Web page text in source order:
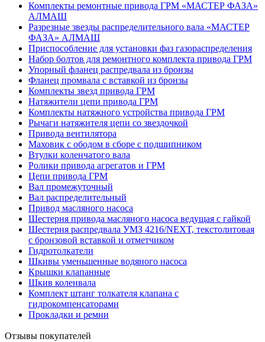
Комплекты ремонтные привода ГРМ «МАСТЕР ФАЗА»
АЛМАШ
Разрезные звезды распределительного вала «МАСТЕР
ФАЗА» АЛМАШ
Приспособление для установки фаз газораспределения
Набор болтов для ремонтного комплекта привода ГРМ
Упорный фланец распредвала из бронзы
Фланец промвала с вставкой из бронзы
Комплекты звезд привода ГРМ
Натяжители цепи привода ГРМ
Комплекты натяжного устройства привода ГРМ
Рычаги натяжителя цепи со звездочкой
Привода вентилятора
Маховик с ободом в сборе с подшипником
Втулки коленчатого вала
Ролики привода агрегатов и ГРМ
Цепи привода ГРМ
Вал промежуточный
Вал распределительный
Привод масляного насоса
Шестерня привода масляного насоса ведущая с гайкой
Шестерня распредвала УМЗ 4216/NEXT, текстолитовая
с бронзовой вставкой и отметчиком
Гидротолкатели
Шкивы уменьшенные водяного насоса
Крышки клапанные
Шкив коленвала
Комплект штанг толкателя клапана с
гидрокомпенсаторами
Прокладки и ремни
Отзывы покупателей